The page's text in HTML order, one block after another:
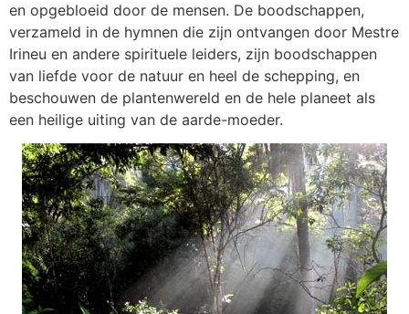
en opgebloeid door de mensen. De boodschappen,
verzameld in de hymnen die zijn ontvangen door Mestre
Irineu en andere spirituele leiders, zijn boodschappen
van liefde voor de natuur en heel de schepping, en
beschouwen de plantenwereld en de hele planeet als
een heilige uiting van de aarde-moeder.